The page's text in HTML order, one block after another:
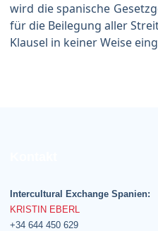
wird die spanische
für die Beilegung aller
Klausel in keiner Weise
Intercultural Exchange Spanien:
KRISTIN EBERL
+34 644 450 629